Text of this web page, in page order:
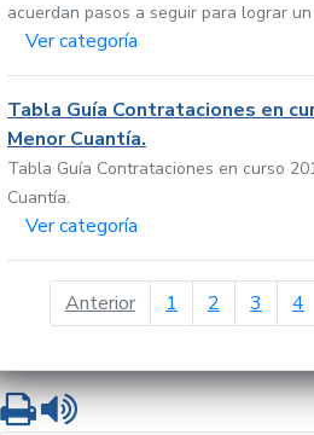
acuerdan pasos a seguir para lograr
Ver categoría
Tabla Guía Contrataciones en
Menor Cuantía.
Tabla Guía Contrataciones en curso
Cuantía.
Ver categoría
Anteriorpágina anterior
1 2 3 4
ImprimirLeer contenido